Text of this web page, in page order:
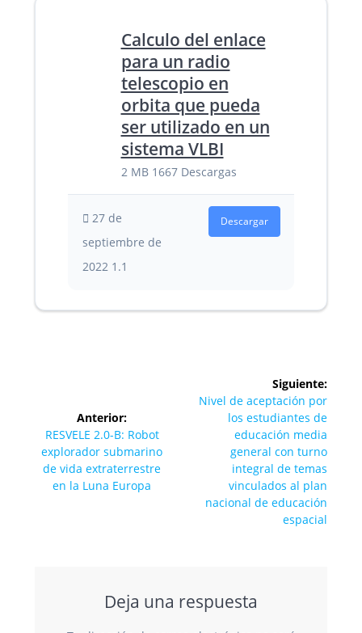
Calculo del enlace
para un radio
telescopio en
orbita que pueda
ser utilizado en un
sistema VLBI
2 MB 1667 Descargas
27 de
septiembre de
2022 1.1
Descargar
entradas
Anterior:
Entrada
anterior:
RESVELE 2.0-B: Robot
explorador submarino
de vida extraterrestre
en la Luna Europa
Siguiente:
Siguiente
entrada:
Nivel de aceptación por
los estudiantes de
educación media
general con turno
integral de temas
vinculados al plan
nacional de educación
espacial
Deja una respuesta